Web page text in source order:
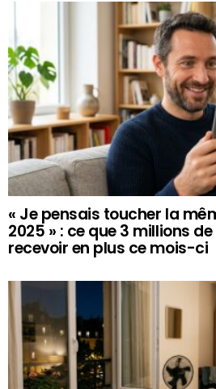
« Je pensais toucher la
2025 » : ce que 3 millions
recevoir en plus ce mois-ci